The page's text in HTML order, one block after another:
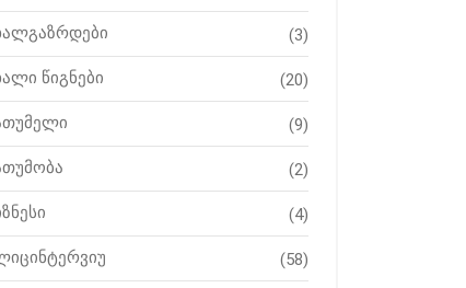
(3)
წიგნები (20)
(9)
(2)
(4)
(58)